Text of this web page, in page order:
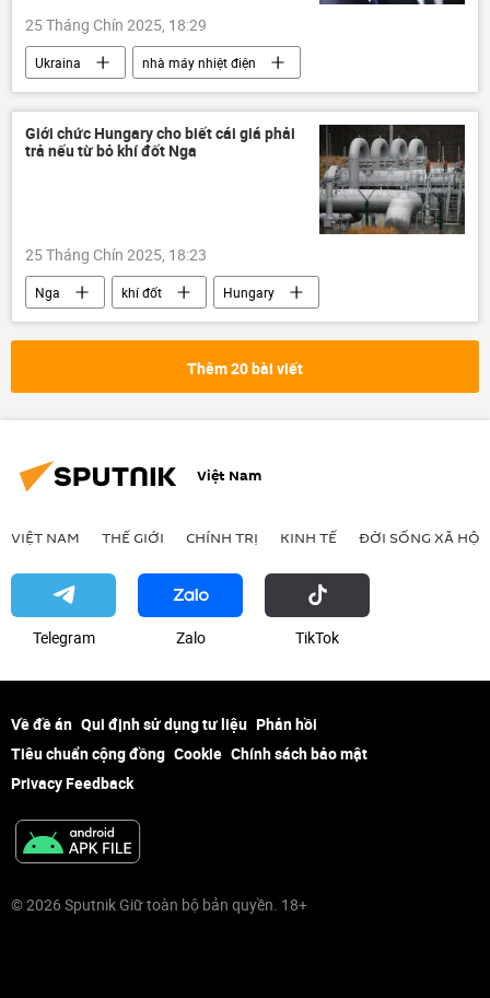
25 Tháng Chín 2025, 18:29
Ukraina
nhà máy nhiệt điện
Zaporozhye
Matxcơva
Công nghiệp
lĩnh vực hạt nhân
năng lượng hạt nhân
Giới chức Hungary cho biết cái giá phải
trả nếu từ bỏ khí đốt Nga
25 Tháng Chín 2025, 18:23
Nga khí đốt
Hungary
Chính trị
Thế giới
Kinh tế
Thêm 20 bài viết
Việt Nam
VIỆT NAM THẾ GIỚI CHÍNH TRỊ KINH TẾ ĐỜI SỐNG XÃ HỘI
Telegram Zalo ТikТоk
Về đề án Qui định sử dụng tư liệu Phản hồi
Tiêu chuẩn cộng đồng Cookie Chính sách bảo mật
Privacy Feedback
© 2026 Sputnik Giữ toàn bộ bản quyền. 18+